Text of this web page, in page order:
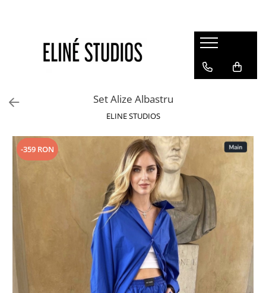
Best Sellers
Rochii
Pantaloni
Fuste
Set Alize Albastru
ELINE STUDIOS
-359 RON